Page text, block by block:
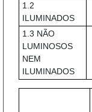
1.2
ILUMINADOS
1.3 NÃO
LUMINOSOS
NEM
ILUMINADOS